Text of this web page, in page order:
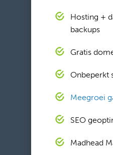
Hosting +
backups
Gratis
Onbeperkt
Meegroei
SEO
Madhead